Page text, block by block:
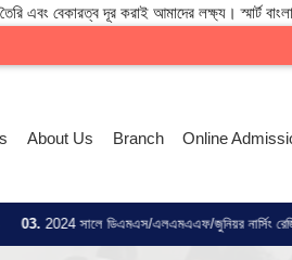
এবং বেকারত্ব দূর করাই আমাদের লক্ষ্য। স্মার্ট
About Us Branch Online
ডিএমএস/এলএমএএফ/জুনিয়র নার্সিং রেজিট্রেশন